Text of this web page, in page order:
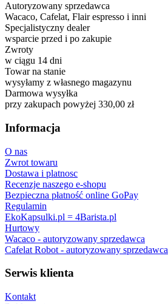
Autoryzowany sprzedawca
Wacaco, Cafelat, Flair espresso i inni
Specjalistyczny dealer
wsparcie przed i po zakupie
Zwroty
w ciągu 14 dni
Towar na stanie
wysyłamy z własnego magazynu
Darmowa wysyłka
przy zakupach powyżej 330,00 zł
Informacja
O nas
Zwrot towaru
Dostawa i platnosc
Recenzje naszego e-shopu
Bezpieczna płatność online GoPay
Regulamin
EkoKapsulki.pl = 4Barista.pl
Hurtowy
Wacaco - autoryzowany sprzedawca
Cafelat Robot - autoryzowany sprzedawca
Serwis klienta
Kontakt